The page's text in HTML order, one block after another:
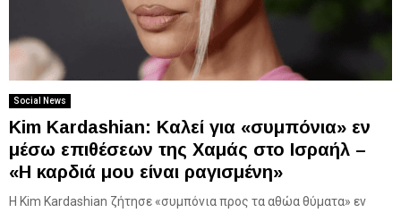
Social News
Kim Kardashian: Kαλεί για «συμπόνια» εν
μέσω επιθέσεων της Χαμάς στο Ισραήλ –
«Η καρδιά μου είναι ραγισμένη»
Η Kim Kardashian ζήτησε «συμπόνια προς τα αθώα θύματα» εν